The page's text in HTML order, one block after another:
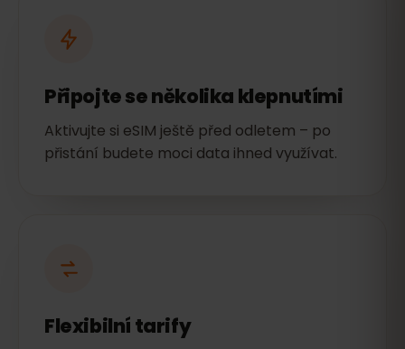
Připojte se několika klepnutími
Aktivujte si eSIM ještě před odletem – po
přistání budete moci data ihned využívat.
Flexibilní tarify